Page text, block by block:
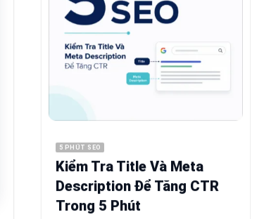
5 PHÚT SEO
Kiểm Tra Title Và Meta
Description Để Tăng CTR
Trong 5 Phút